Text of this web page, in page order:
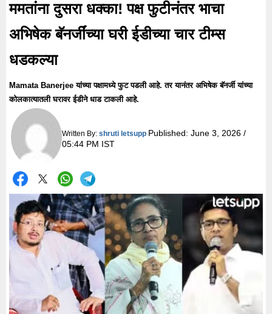
ममतांना दुसरा धक्का! पक्ष फुटीनंतर भाचा
अभिषेक बॅनर्जींच्या घरी ईडीच्या चार टीम्स
धडकल्या
Mamata Banerjee यांच्या पक्षामध्ये फुट पडली आहे. तर यानंतर अभिषेक बॅनर्जी यांच्या
कोलकात्यातली घरावर ईडीने धाड टाकली आहे.
Written By:shruti letsupp Published:June 3, 2026 /
05:44 PM IST